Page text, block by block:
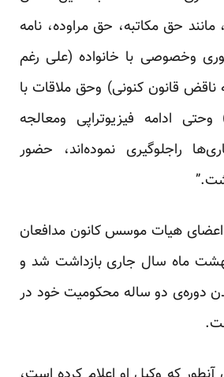
حق مکاتبه، حق مراوده، نامه
وخصوصی با خانواده (علی رغم
ناقض قانون کنونی) وحق ملاقات با
ادامه فیزیوتراپی ومعالجه
راجلوگیری نموده‌اند، حضور
هیات موسس کانون مدافعان
ماه سال جاری بازداشت شد و
دوره‌ی دو ساله‌ محکومیت خود در